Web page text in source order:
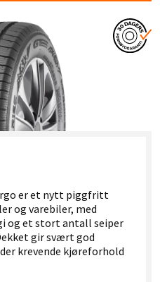
er et nytt piggfritt
og varebiler, med
og et stort antall seiper
gir svært god
krevende kjøreforhold